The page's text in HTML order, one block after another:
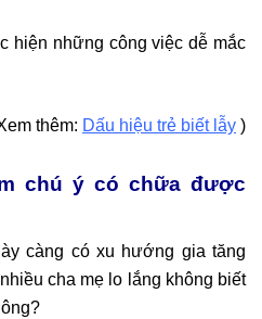
hiện những công việc dễ mắc
thêm: Dấu hiệu trẻ biết lẫy )
chú ý có chữa được
càng có xu hướng gia tăng
cha mẹ lo lắng không biết